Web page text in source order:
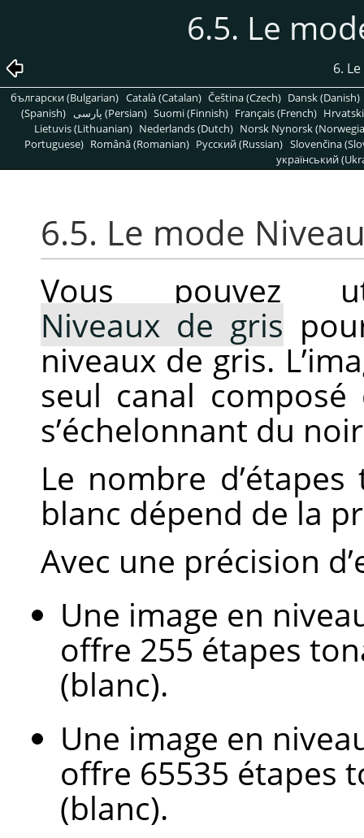
6.5. Le
6.
български (Bulgarian) Català (Catalan) Čeština (Czech) Dansk (Danish)
(Spanish)
پارسی (Persian) Suomi (Finnish) Français (French)
Lietuvis (Lithuanian) Nederlands (Dutch) Norsk Nynorsk
Portuguese) Română (Romanian) Pусский (Russian) Slovenčina
український
6.5. Le mode
Vous pouvez
Niveaux de gris
niveaux de gris.
seul canal
s’échelonnant du
Le nombre
blanc dépend de la
Avec une précision
Une image en
offre 255 étapes
(blanc).
Une image en
offre 65535 étapes
(blanc).